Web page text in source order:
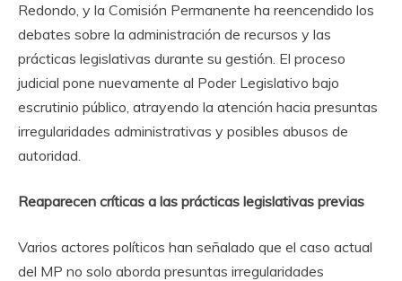
Redondo, y la Comisión Permanente ha reencendido los
debates sobre la administración de recursos y las
prácticas legislativas durante su gestión. El proceso
judicial pone nuevamente al Poder Legislativo bajo
escrutinio público, atrayendo la atención hacia presuntas
irregularidades administrativas y posibles abusos de
autoridad.
Reaparecen críticas a las prácticas legislativas previas
Varios actores políticos han señalado que el caso actual
del MP no solo aborda presuntas irregularidades